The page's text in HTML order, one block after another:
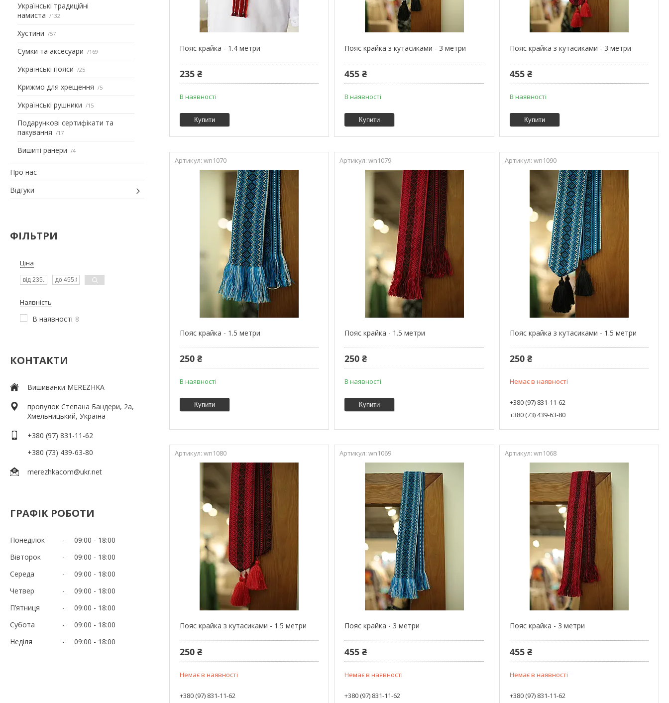
Українські традиційні
намиста
132
Хустини 57
Сумки та аксесуари 169
Українські пояси 25
Крижмо для хрещення 5
Українські рушники 15
Подарункові сертифікати та
пакування
17
Вишиті ранери 4
Про нас
Відгуки
ФІЛЬТРИ
Ціна
Наявність
В наявності 8
КОНТАКТИ
Вишиванки MEREZHKA
провулок Степана Бандери, 2a,
Хмельницький, Україна
+380 (97) 831-11-62
+380 (73) 439-63-80
merezhkacom@ukr.net
ГРАФІК РОБОТИ
Понеділок 09:00
18:00
Вівторок
09:00
18:00
Середа
09:00
18:00
Четвер
09:00
18:00
Пʼятниця
09:00
18:00
Субота
09:00
18:00
Неділя
09:00 18:00
Пояс крайка - 1.4 метри
235 ₴
В наявності
Купити
Пояс крайка з кутасиками - 3 метри
455 ₴
В наявності
Купити
Пояс крайка з кутасиками - 3 метри
455 ₴
В наявності
Купити
wn1070
Пояс крайка - 1.5 метри
250 ₴
В наявності
Купити
wn1079
Пояс крайка - 1.5 метри
250 ₴
В наявності
Купити
wn1090
Пояс крайка з кутасиками - 1.5 метри
250 ₴
Немає в наявності
+380 (97) 831-11-62
+380 (73) 439-63-80
wn1080
Пояс крайка з кутасиками - 1.5 метри
250 ₴
Немає в наявності
+380 (97) 831-11-62
wn1069
Пояс крайка - 3 метри
455 ₴
Немає в наявності
+380 (97) 831-11-62
wn1068
Пояс крайка - 3 метри
455 ₴
Немає в наявності
+380 (97) 831-11-62